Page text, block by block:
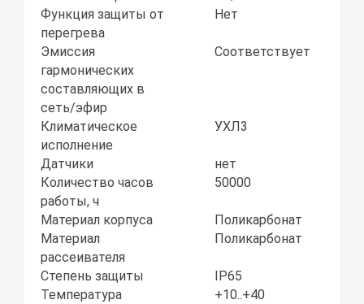
Функция защиты от
перегрева
Нет
Эмиссия
гармонических
составляющих в
сеть/эфир
Соответствует
Климатическое
исполнение
УХЛ3
Датчики
нет
Количество часов
работы, ч
50000
Материал корпуса
Поликарбонат
Материал
рассеивателя
Поликарбонат
Степень защиты
IP65
Температура
+10..+40